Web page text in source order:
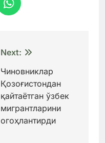
Next:
Чиновниклар
Қозоғистондан
қайтаётган ўзбек
мигрантларини
огоҳлантирди